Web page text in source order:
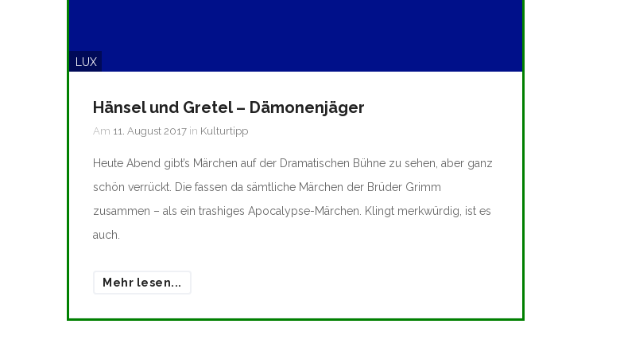
LUX
Hänsel und Gretel – Dämonenjäger
Am 11. August 2017 in Kulturtipp
Heute Abend gibt’s Märchen auf der Dramatischen Bühne zu sehen, aber ganz
schön verrückt. Die fassen da sämtliche Märchen der Brüder Grimm
zusammen – als ein trashiges Apocalypse-Märchen. Klingt merkwürdig, ist es
auch.
Mehr lesen...